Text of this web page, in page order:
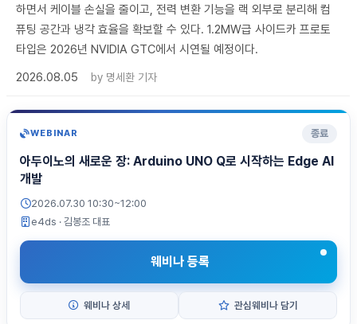
하면서 케이블 손실을 줄이고, 전력 변환 기능을 랙 외부로 분리해 컴
퓨팅 공간과 냉각 효율을 확보할 수 있다. 1.2MW급 사이드카 프로토
타입은 2026년 NVIDIA GTC에서 시연될 예정이다.
2026.08.05
by 명세환 기자
WEBINAR 종료
아두이노의 새로운 장: Arduino UNO Q로 시작하는 Edge AI
개발
2026.07.30 10:30~12:00
e4ds · 김봉조 대표
웨비나 등록
웨비나 상세 관심웨비나 담기